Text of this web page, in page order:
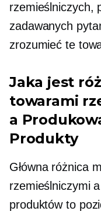
rzemieślniczych,
zadawanych
zrozumieć te
Jaka jest
towarami
a
Produkty
Główna różnica
rzemieślniczymi a
produktów to